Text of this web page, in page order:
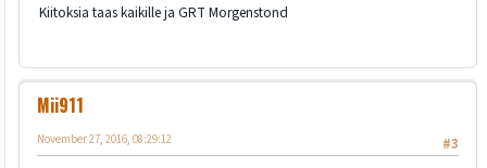
Kiitoksia taas kaikille ja GRT Morgenstond
Mii911
#3
November 27, 2016, 08:29:12